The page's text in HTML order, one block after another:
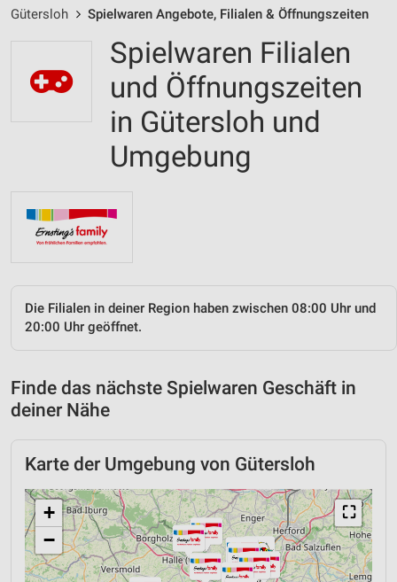
Gütersloh Spielwaren Angebote, Filialen & Öffnungszeiten
Spielwaren Filialen
und Öffnungszeiten
in Gütersloh und
Umgebung
Die Filialen in deiner Region haben zwischen 08:00 Uhr und
20:00 Uhr geöffnet.
Finde das nächste Spielwaren Geschäft in
deiner Nähe
Karte der Umgebung von Gütersloh
⛶
+
−